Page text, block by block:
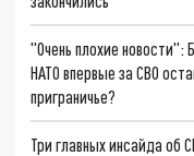
"Очень плохие новости":
НАТО впервые за СВО
приграничье?
Три главных инсайда об